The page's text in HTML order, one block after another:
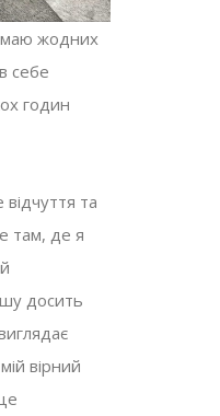
маю жодних
себе
годин
та
там, де я
досить
вірний